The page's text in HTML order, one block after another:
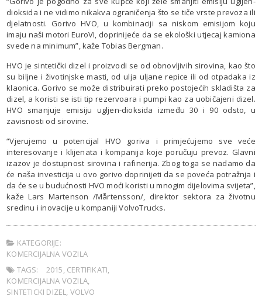
dioksida i ne vidimo nikakva ograničenja što se tiče vrste prevoza ili
djelatnosti. Gorivo HVO, u kombinaciji sa niskom emisijom koju
imaju naši motori EuroVI, doprinijeće da se ekološki utjecaj kamiona
svede na minimum”, kaže Tobias Bergman.
HVO je sintetički dizel i proizvodi se od obnovljivih sirovina, kao što
su biljne i životinjske masti, od ulja uljane repice ili od otpadaka iz
klaonica. Gorivo se može distribuirati preko postojećih skladišta za
dizel, a koristi se isti tip rezervoara i pumpi kao za uobičajeni dizel.
HVO smanjuje emisiju ugljen-dioksida između 30 i 90 odsto, u
zavisnosti od sirovine.
“Vjerujemo u potencijal HVO goriva i primjećujemo sve veće
interesovanje i klijenata i kompanija koje poručuju prevoz. Glavni
izazov je dostupnost sirovina i rafinerija. Zbog toga se nadamo da
će naša investicija u ovo gorivo doprinijeti da se poveća potražnja i
da će se u budućnosti HVO moći koristi u mnogim dijelovima svijeta”,
kaže Lars Martenson /Mårtensson/, direktor sektora za životnu
sredinu i inovacije u kompaniji VolvoTrucks.
KATEGORIJE:
KOMERCIJALNA VOZILA
TAGS:
2015, CERTIFIKATI,
KOMERCIJALNA VOZILA,
SINTETICKI DIZEL, VOLVO